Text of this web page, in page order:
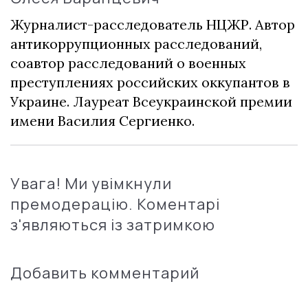
Журналист-расследователь НЦЖР. Автор
антикоррупционных расследований,
соавтор расследований о военных
преступлениях российских оккупантов в
Украине. Лауреат Всеукраинской премии
имени Василия Сергиенко.
Увага! Ми увімкнули
премодерацію. Коментарі
з'являються із затримкою
Добавить комментарий